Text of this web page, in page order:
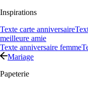
Inspirations
Texte carte anniversaire
meilleure amie
Texte anniversaire femme
Mariage
Papeterie